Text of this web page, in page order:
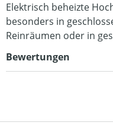
Elektrisch beheizte
besonders in
Reinräumen oder in
Bewertungen